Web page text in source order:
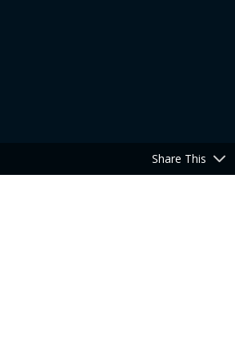
Share This